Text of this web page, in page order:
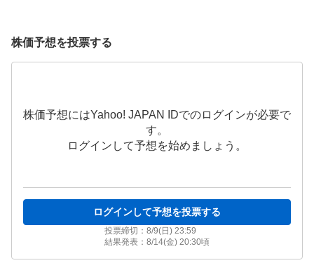
株価予想を投票する
株価予想にはYahoo! JAPAN IDでのログインが必要で
す。
ログインして予想を始めましょう。
ログインして予想を投票する
投票締切： 8/9(日) 23:59
結果発表： 8/14(金) 20:30頃